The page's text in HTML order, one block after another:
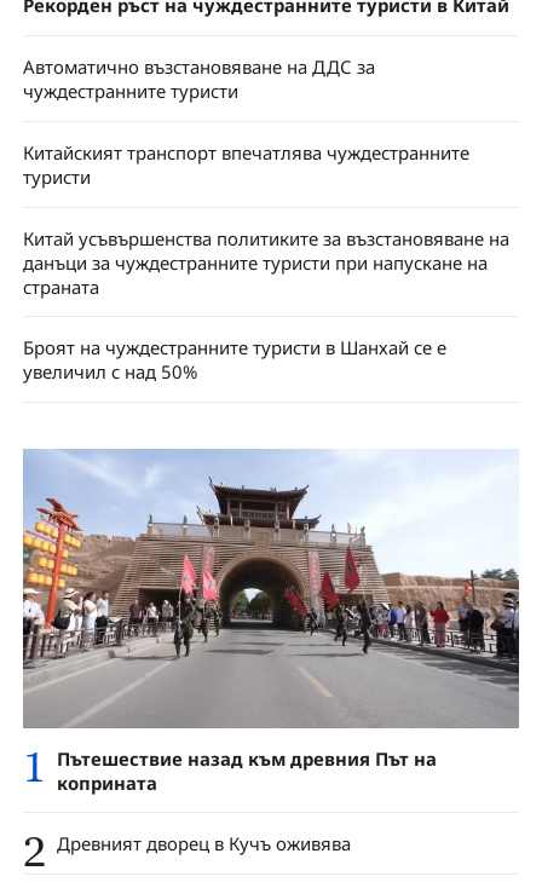
Рекорден ръст на чуждестранните туристи в Китай
Автоматично възстановяване на ДДС за
чуждестранните туристи
Китайският транспорт впечатлява чуждестранните
туристи
Китай усъвършенства политиките за възстановяване на
данъци за чуждестранните туристи при напускане на
страната
Броят на чуждестранните туристи в Шанхай се е
увеличил с над 50%
1
Пътешествие назад към древния Път на
коприната
2 Древният дворец в Кучъ оживява